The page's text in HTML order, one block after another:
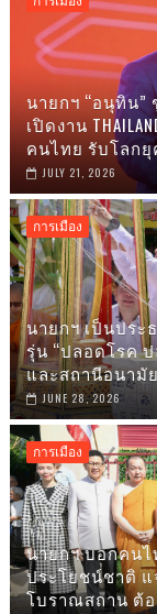
นายกฯ “อนุทิน
เปิดงาน
คนไทย รับโลกยุ
JULY 21, 2026
การเมือง
นายกฯ เป็นปร
รุ่น “ปลอดโรค
และสถานีอนามั
JUNE 28, 2026
การเมือง
นายกฯ บอกคน
ประโยชน์ชาติ แ
โบราณสถาน ต้